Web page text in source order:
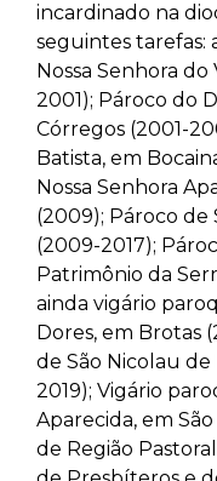
incardinado na
seguintes tarefas:
Nossa Senhora
2001); Pároco do
Córregos (2001-
Batista, em
Nossa Senhora
(2009); Pároco de
(2009-2017);
Patrimônio da
ainda vigário
Dores, em Brotas
de São Nicolau de
2019); Vigário
Aparecida, em
de Região